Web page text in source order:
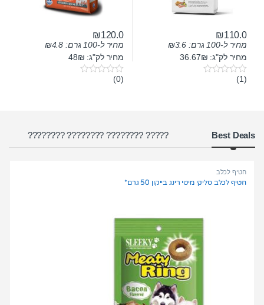
₪110.0
מחיר ל-100 גרם: ₪3.6
מחיר לק"ג: 36.67₪
0(1)
₪120.0
מחיר ל-100 גרם: ₪4.8
מחיר לק"ג: 48₪
0
5
(0)
Products Grid
Best Deals
????? ???????? ???????? ????????
חטיף לכלב
חטיף לכלב סליקי מיטי רינג בייקון 50 גרם*